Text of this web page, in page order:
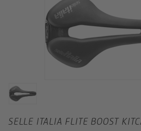
SELLE ITALIA FLITE BOOST